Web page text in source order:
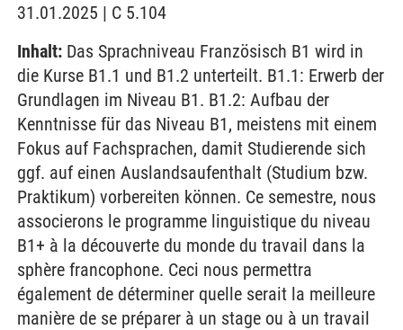
31.01.2025 | C 5.104
Inhalt: Das Sprachniveau Französisch B1 wird in
die Kurse B1.1 und B1.2 unterteilt. B1.1: Erwerb der
Grundlagen im Niveau B1. B1.2: Aufbau der
Kenntnisse für das Niveau B1, meistens mit einem
Fokus auf Fachsprachen, damit Studierende sich
ggf. auf einen Auslandsaufenthalt (Studium bzw.
Praktikum) vorbereiten können. Ce semestre, nous
associerons le programme linguistique du niveau
B1+ à la découverte du monde du travail dans la
sphère francophone. Ceci nous permettra
également de déterminer quelle serait la meilleure
manière de se préparer à un stage ou à un travail